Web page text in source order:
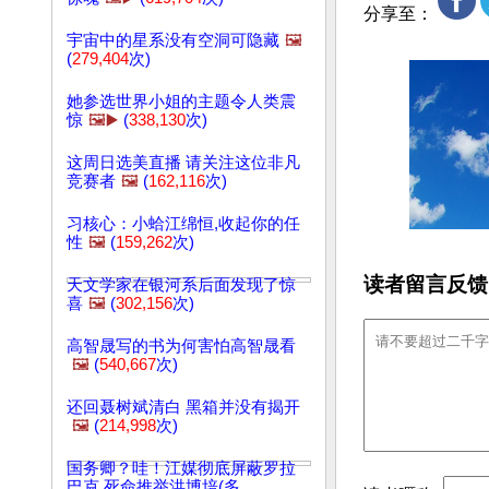
宇宙中的星系没有空洞可隐藏 🖼️
(279,404次)
她参选世界小姐的主题令人类震
惊 🖼️▶️ (338,130次)
这周日选美直播 请关注这位非凡
竞赛者 🖼️ (162,116次)
习核心：小蛤江绵恒,收起你的任
性 🖼️ (159,262次)
天文学家在银河系后面发现了惊
喜 🖼️ (302,156次)
高智晟写的书为何害怕高智晟看
🖼️ (540,667次)
还回聂树斌清白 黑箱并没有揭开
🖼️ (214,998次)
国务卿？哇！江媒彻底屏蔽罗拉
分享至：
读者留言反